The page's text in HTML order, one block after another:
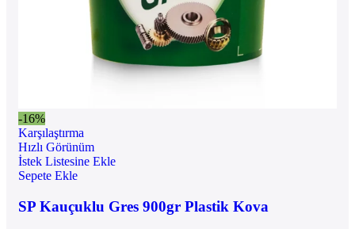
-16%
Karşılaştırma
Hızlı Görünüm
İstek Listesine Ekle
Sepete Ekle
SP Kauçuklu Gres 900gr Plastik Kova